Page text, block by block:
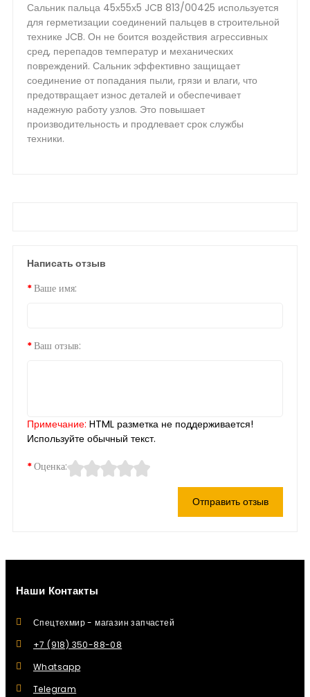
Сальник пальца 45х55х5 JCB 813/00425 используется
для герметизации соединений пальцев в строительной
технике JCB. Он не боится воздействия агрессивных
сред, перепадов температур и механических
повреждений. Сальник эффективно защищает
соединение от попадания пыли, грязи и влаги, что
предотвращает износ деталей и обеспечивает
надежную работу узлов. Это повышает
производительность и продлевает срок службы
техники.
Написать отзыв
Ваше имя:
Ваш отзыв:
Примечание: HTML разметка не поддерживается!
Используйте обычный текст.
Оценка:
Отправить отзыв
Наши Контакты
Спецтехмир - магазин запчастей
+7 (918) 350-88-08
Whatsapp
Telegram